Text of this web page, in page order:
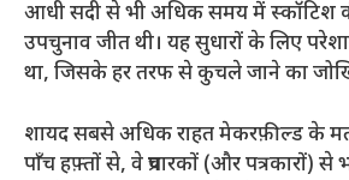
आधी सदी से भी अधिक समय में स्कॉटिश
उपचुनाव जीत थी। यह सुधारों के लिए
था, जिसके हर तरफ से कुचले जाने का
शायद सबसे अधिक राहत मेकरफ़ील्ड के
पाँच हफ़्तों से, वे प्रचारकों (और पत्रकारों) से